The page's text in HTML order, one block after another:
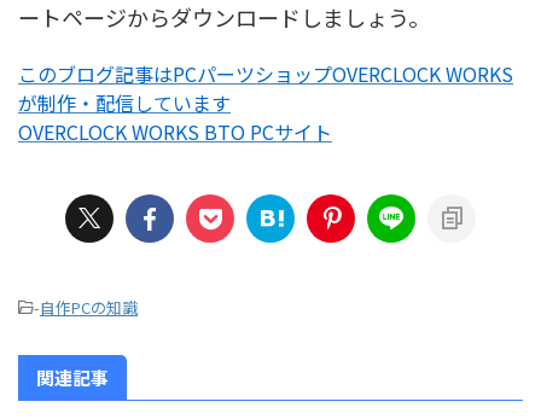
ートページからダウンロードしましょう。
このブログ記事はPCパーツショップOVERCLOCK WORKS
が制作・配信しています
OVERCLOCK WORKS BTO PCサイト
-自作PCの知識
関連記事